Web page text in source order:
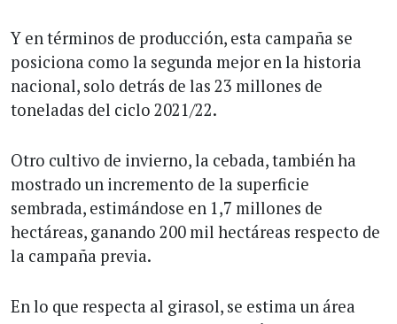
Y en términos de producción, esta campaña se
posiciona como la segunda mejor en la historia
nacional, solo detrás de las 23 millones de
toneladas del ciclo 2021/22.
Otro cultivo de invierno, la cebada, también ha
mostrado un incremento de la superficie
sembrada, estimándose en 1,7 millones de
hectáreas, ganando 200 mil hectáreas respecto de
la campaña previa.
En lo que respecta al girasol, se estima un área